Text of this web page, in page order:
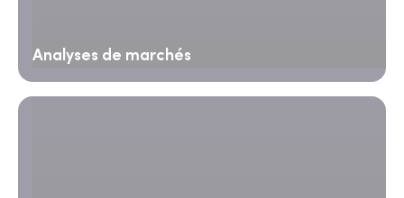
Analyses de marchés